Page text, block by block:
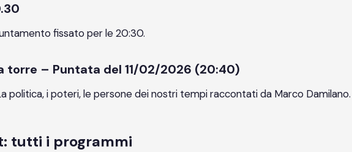
fissato per le 20:30.
torre – Puntata del 11/02/2026 (20:40)
politica, i poteri, le persone dei nostri tempi raccontati da Marco Damilano.
tutti i programmi